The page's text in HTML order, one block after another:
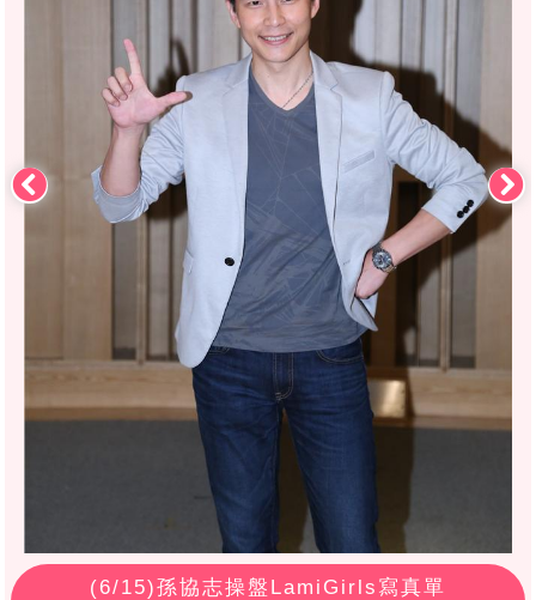
(6/15)孫協志操盤LamiGirls寫真單